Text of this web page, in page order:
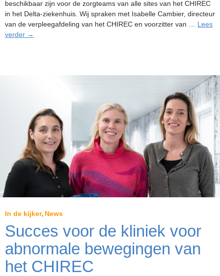
beschikbaar zijn voor de zorgteams van alle sites van het CHIREC
in het Delta-ziekenhuis. Wij spraken met Isabelle Cambier, directeur
van de verpleegafdeling van het CHIREC en voorzitter van … Lees
verder Zorgpersoneel
opleidingsruimte
→
In de kijker, News
Succes voor de kliniek voor
abnormale bewegingen van
het CHIREC